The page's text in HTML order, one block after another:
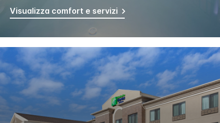
Visualizza comfort e servizi